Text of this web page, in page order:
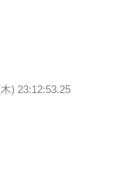
) 23:12:53.25